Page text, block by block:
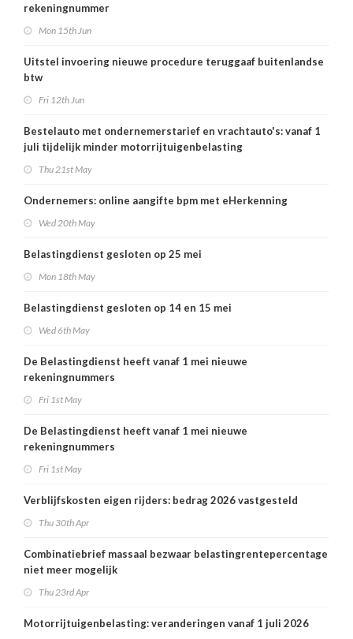
rekeningnummer
Mon 15th Jun
Uitstel invoering nieuwe procedure teruggaaf buitenlandse
btw
Fri 12th Jun
Bestelauto met ondernemerstarief en vrachtauto's: vanaf 1
juli tijdelijk minder motorrijtuigenbelasting
Thu 21st May
Ondernemers: online aangifte bpm met eHerkenning
Wed 20th May
Belastingdienst gesloten op 25 mei
Mon 18th May
Belastingdienst gesloten op 14 en 15 mei
Wed 6th May
De Belastingdienst heeft vanaf 1 mei nieuwe
rekeningnummers
Fri 1st May
De Belastingdienst heeft vanaf 1 mei nieuwe
rekeningnummers
Fri 1st May
Verblijfskosten eigen rijders: bedrag 2026 vastgesteld
Thu 30th Apr
Combinatiebrief massaal bezwaar belastingrentepercentage
niet meer mogelijk
Thu 23rd Apr
Motorrijtuigenbelasting: veranderingen vanaf 1 juli 2026